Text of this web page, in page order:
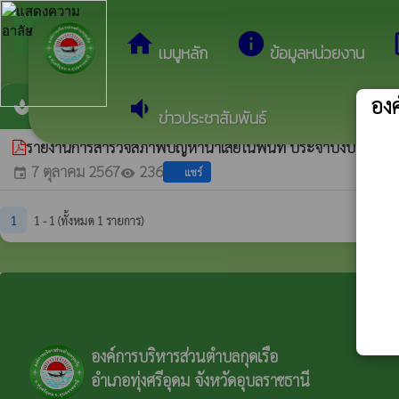
home เมนูหลัก info ข้อมูลหน่วยงาน
volume_down ข่าวประชาสัมพันธ์
arrow_back_ios กลับเมนูหลัก ยินดีต้อนรับสู่เว็
spaฐานข้อมูลสภาพปัญหาน้ำเสีย
รายงานการสำรวจสภาพปัญหาน้ำเสียในพื้นที่ ประจำปีงบประม
event 7 ตุลาคม 2567visibility 236 แชร์
1 1 - 1 (ทั้งหมด 1 รายการ)
องค์การบริหารส่วนตำบลกุดเรือ
อำเภอทุ่งศรีอุดม จังหวัดอุบลราชธานี
อง